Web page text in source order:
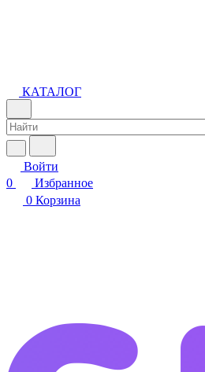
КАТАЛОГ
Войти
0
Избранное
0 Корзина